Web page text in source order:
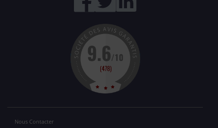
Nous Contacter